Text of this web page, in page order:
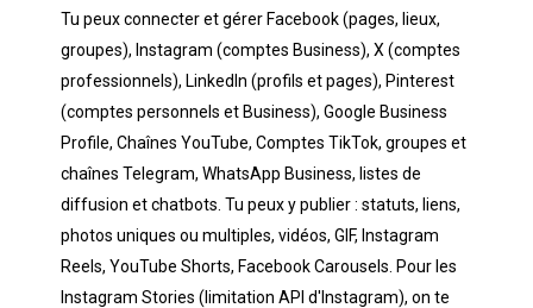
Tu peux connecter et gérer Facebook (pages, lieux,
groupes), Instagram (comptes Business), X (comptes
professionnels), LinkedIn (profils et pages), Pinterest
(comptes personnels et Business), Google Business
Profile, Chaînes YouTube, Comptes TikTok, groupes et
chaînes Telegram, WhatsApp Business, listes de
diffusion et chatbots. Tu peux y publier : statuts, liens,
photos uniques ou multiples, vidéos, GIF, Instagram
Reels, YouTube Shorts, Facebook Carousels. Pour les
Instagram Stories (limitation API d'Instagram), on te